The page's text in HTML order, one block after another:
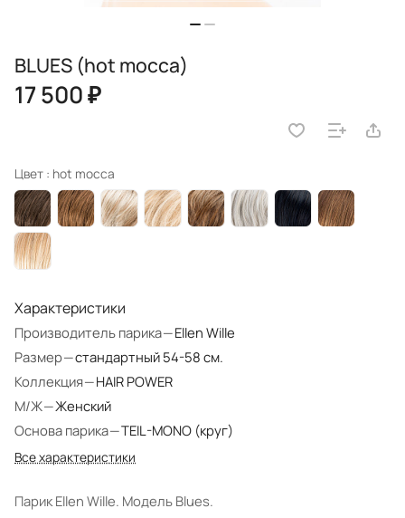
BLUES (hot mocca)
17 500 ₽
Цвет : hot mocca
Характеристики
Производитель парика—Ellen Wille
Размер—стандартный 54-58 см.
Коллекция—HAIR POWER
М/Ж—Женский
Основа парика—TEIL-MONO (круг)
Все характеристики
Парик Ellen Wille. Модель Blues.